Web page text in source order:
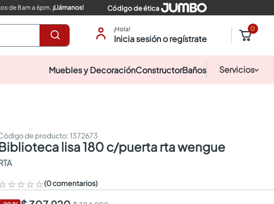
de 8am a 6pm. ¡Llámanos! Código de ética
¡Hola!
Inicia sesión o regístrate
0
Muebles y DecoraciónConstructorBaños Servicios
:1372673
biblioteca lisa 180 c/puerta rta wengue
☆☆☆☆(0 comentarios)